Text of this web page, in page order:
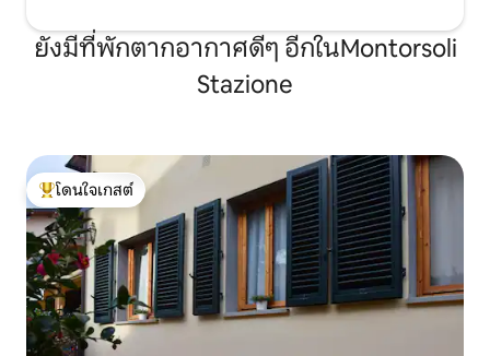
เหลือเสมอ! เจ้าของที่พักอาศัยอยู่ข้างๆและ
พร้อมให้บริการเสมอหากจำเป็น Chez
Geraldine เป็นอพาร์ทเมนท์ที่อยู่นอกศูนย์
ประวัติศาสตร์ ส่วนใหญ่เป็นย่านที่อยู่อาศัย
เวลาเดิน 15 นาที ร้านขายอาหารร้านอาหาร
และบาร์อยู่ใกล้ๆ ราคารวมจักรยาน 4 คัน
(ขนาดผู้ใหญ่) สำหรับผู้เข้าพักของเรา โปรด
ใช้ด้วยความระมัดระวังและล็อคที่พักให้
เรียบร้อยทุกครั้งที่คุณออกจากที่พักโดยไม่
ได้รับการดูแลขอบคุณ ในกรณีที่มีการ
โจรกรรมหรือความเสียหายอย่างรุนแรงอัน
เนื่องมาจากความประมาทเลินเล่อคุณจะได้
รับการร้องขอให้ชำระเงินมูลค่าของจักรยาน
เป็นจำนวน 160 EUR ขอบคุณ ที่เดิน:
ยังมีที่พักตากอากาศดีๆ อีกในMontorsoli
Stazione
โดนใจเกสต์ที่สุด
โดนใจเกสต์